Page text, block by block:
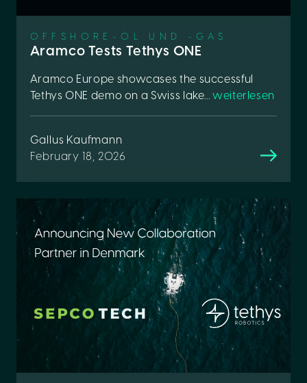
OFFSHORE-ÖL UND -GAS
Aramco Tests Tethys ONE
Aramco Europe showcases the successful
Tethys ONE demo on a Swiss lake... weiterlesen
Gallus Kaufmann
February 18, 2026